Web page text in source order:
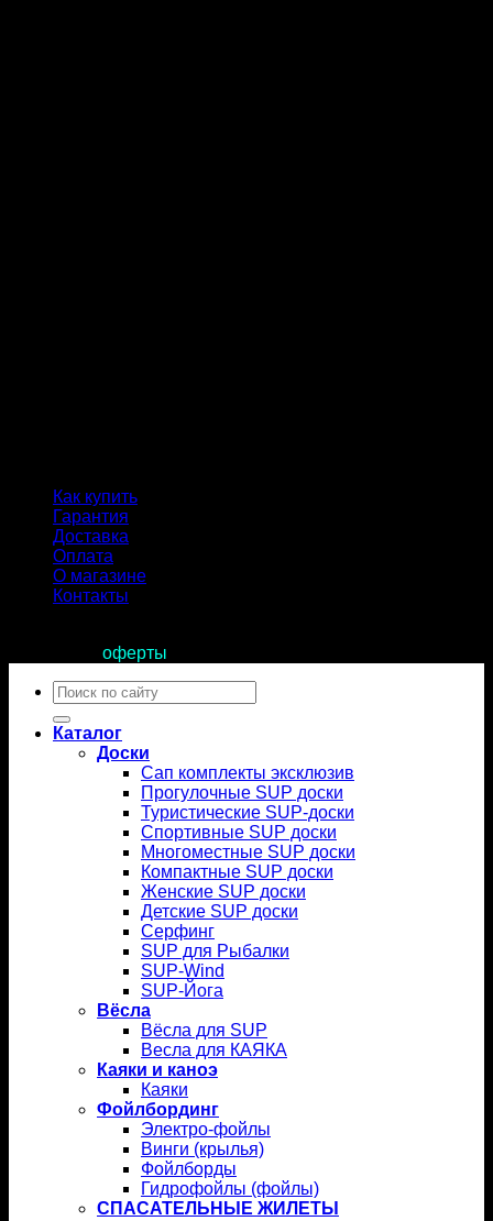
Как купить
Гарантия
Доставка
Оплата
О магазине
Контакты
оферты
Искать:
Каталог
Доски
Сап комплекты эксклюзив
Прогулочные SUP доски
Туристические SUP-доски
Спортивные SUP доски
Многоместные SUP доски
Компактные SUP доски
Женские SUP доски
Детские SUP доски
Серфинг
SUP для Рыбалки
SUP-Wind
SUP-Йога
Вёсла
Вёсла для SUP
Весла для КАЯКА
Каяки и каноэ
Каяки
Фойлбординг
Электро-фойлы
Винги (крылья)
Фойлборды
Гидрофойлы (фойлы)
СПАСАТЕЛЬНЫЕ ЖИЛЕТЫ